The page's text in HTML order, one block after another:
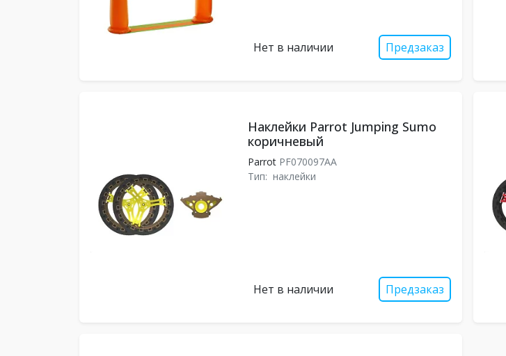
Нет в наличии Предзаказ
Наклейки Parrot Jumping Sumo
коричневый
ParrotPF070097AA
Тип: наклейки
Нет в наличии Предзаказ